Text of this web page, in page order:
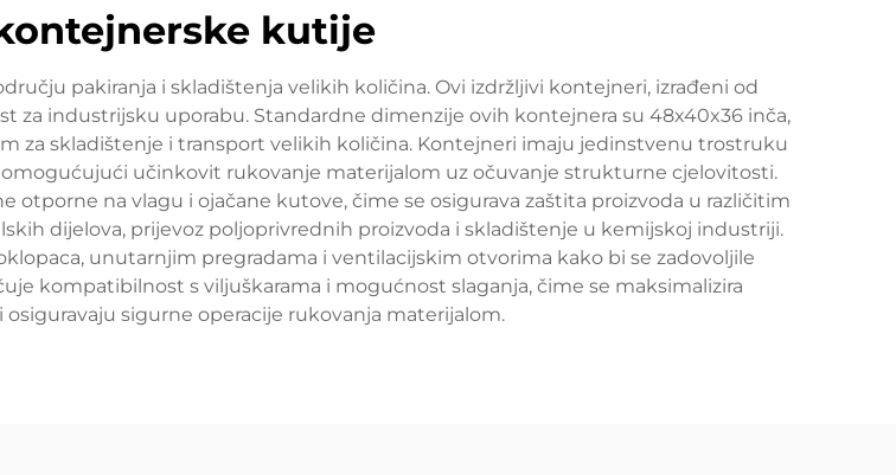
kutije
pakiranja i skladištenja velikih količina. Ovi izdržljivi kontejneri, izrađeni od
za industrijsku uporabu. Standardne dimenzije ovih kontejnera su 48x40x36 inča,
za skladištenje i transport velikih količina. Kontejneri imaju jedinstvenu trostruku
učinkovit rukovanje materijalom uz očuvanje strukturne cjelovitosti.
na vlagu i ojačane kutove, čime se osigurava zaštita proizvoda u različitim
dijelova, prijevoz poljoprivrednih proizvoda i skladištenje u kemijskoj industriji.
unutarnjim pregradama i ventilacijskim otvorima kako bi se zadovoljile
kompatibilnost s viljuškarama i mogućnost slaganja, čime se maksimalizira
sigurne operacije rukovanja materijalom.